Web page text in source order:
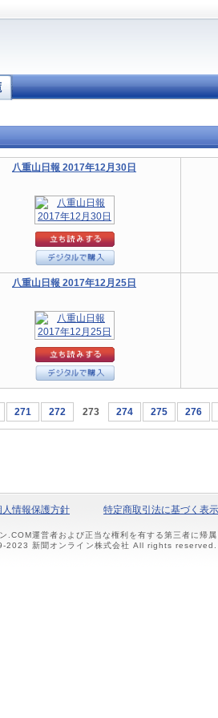
八重山日報 2017年12月30日
八重山日報 2017年12月25日
271 272 273 274 275 276
人情報保護方針 特定商取引法に基づく表示
運営者および正当な権利を有する第三者に帰
2023 新聞オンライン株式会社 All rights reserved.